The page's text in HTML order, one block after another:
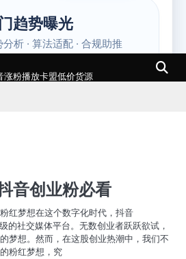
粉播放卡盟低价货源
音创业粉必看
红梦想在这个数字化时代，抖音
的社交媒体平台。无数创业者跃跃欲试，
梦想。然而，在这股创业热潮中，我们不
粉红梦想，究